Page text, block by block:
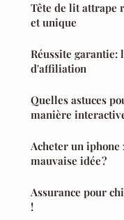
Tête de lit attrape
et unique
Réussite garantie:
d'affiliation
Quelles astuces
manière
Acheter un iphone
mauvaise idée ?
Assurance pour
!